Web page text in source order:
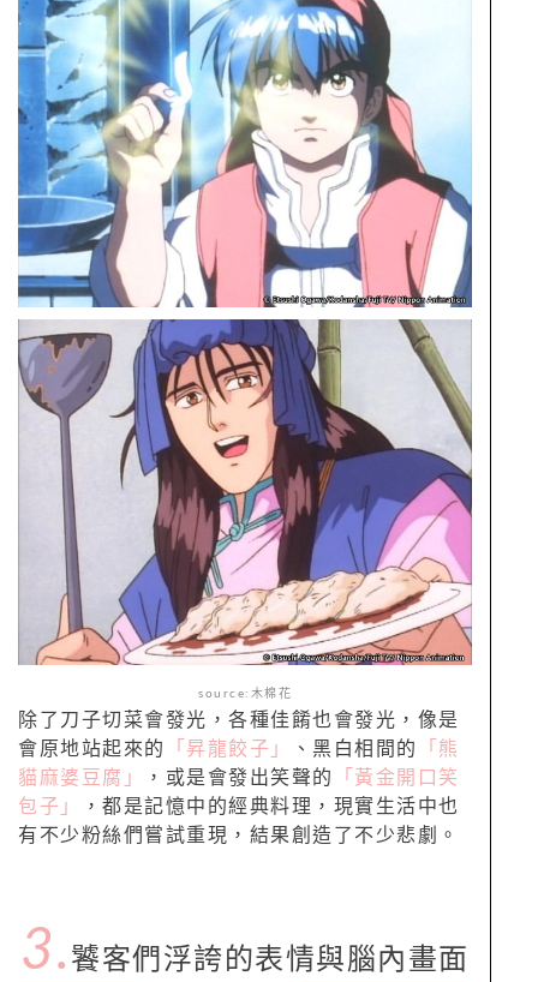
source:木棉花
除了刀子切菜會發光，各種佳餚也會發光，像是
會原地站起來的
「昇龍餃子」 、黑白相間的
「熊
貓麻婆豆腐」
，或是會發出笑聲的
「黃金開口笑
包子」
，都是記憶中的經典料理，現實生活中也
有不少粉絲們嘗試重現，結果創造了不少悲劇。
3. 饕客們浮誇的表情與腦內畫面